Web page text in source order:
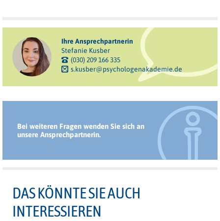
Ihre Ansprechpartnerin
Stefanie Kusber
(030) 209 166 335
s.kusber@psychologenakademie.de
Bei weiteren Fragen wenden Sie sich an
unsere Ansprechpartnerin.
DAS KÖNNTE SIE AUCH
INTERESSIEREN